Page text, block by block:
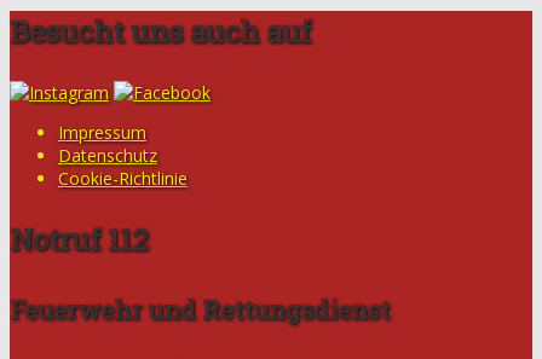
Besucht uns auch auf
Impressum
Datenschutz
Cookie-Richtlinie
Notruf 112
Feuerwehr und Rettungsdienst